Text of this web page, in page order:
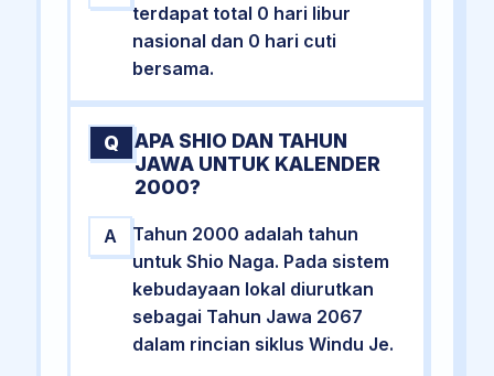
terdapat total 0 hari libur
nasional dan 0 hari cuti
bersama.
Q
APA SHIO DAN TAHUN
JAWA UNTUK KALENDER
2000?
A
Tahun 2000 adalah tahun
untuk Shio Naga. Pada sistem
kebudayaan lokal diurutkan
sebagai Tahun Jawa 2067
dalam rincian siklus Windu Je.